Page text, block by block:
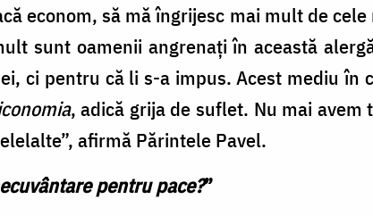
econom, să mă îngrijesc mai mult de
sunt oamenii angrenați în această
ci pentru că li s-a impus. Acest mediu în
, adică grija de suflet. Nu mai
afirmă Părintele Pavel.
pentru pace?”